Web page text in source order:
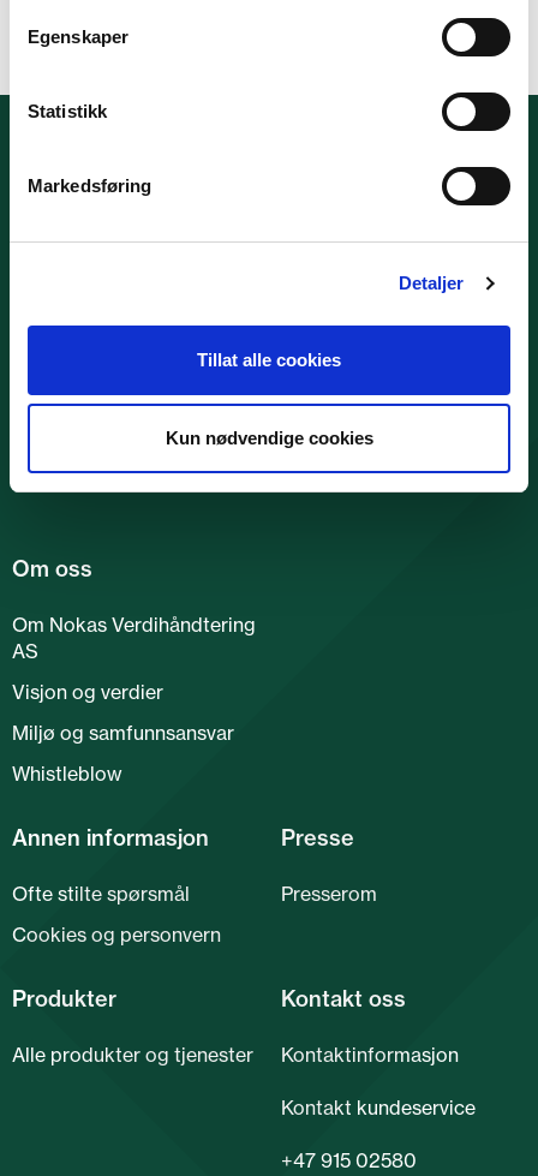
Egenskaper
Statistikk
Markedsføring
Detaljer
Tillat alle cookies
Kun nødvendige cookies
Nokas Verdihåndtering AS er en landsdekkende
leverandør av verdihåndtering til banker, private
Om oss
Om Nokas Verdihåndtering
AS
Visjon og verdier
Miljø og samfunnsansvar
Whistleblow
Annen informasjon
Ofte stilte spørsmål
Cookies og personvern
Presse
Presserom
Produkter
Alle produkter og tjenester
Kontakt oss
Kontaktinformasjon
Kontakt kundeservice
+47 915 02580